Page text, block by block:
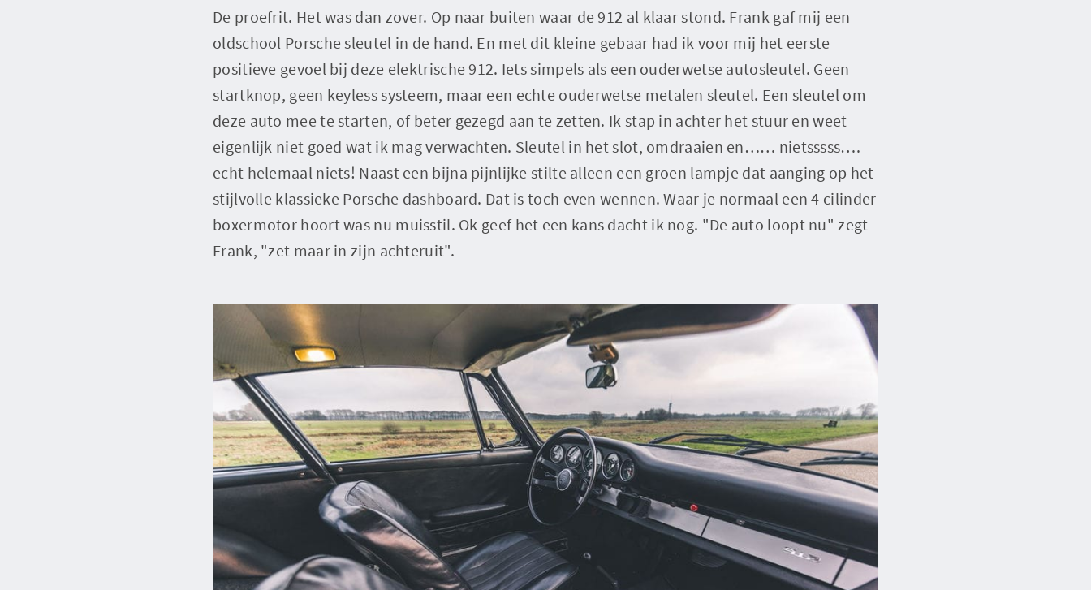
De proefrit. Het was dan zover. Op naar buiten waar de 912 al klaar stond. Frank gaf mij een
oldschool Porsche sleutel in de hand. En met dit kleine gebaar had ik voor mij het eerste
positieve gevoel bij deze elektrische 912. Iets simpels als een ouderwetse autosleutel. Geen
startknop, geen keyless systeem, maar een echte ouderwetse metalen sleutel. Een sleutel om
deze auto mee te starten, of beter gezegd aan te zetten. Ik stap in achter het stuur en weet
eigenlijk niet goed wat ik mag verwachten. Sleutel in het slot, omdraaien en…… nietsssss….
echt helemaal niets! Naast een bijna pijnlijke stilte alleen een groen lampje dat aanging op het
stijlvolle klassieke Porsche dashboard. Dat is toch even wennen. Waar je normaal een 4 cilinder
boxermotor hoort was nu muisstil. Ok geef het een kans dacht ik nog. "De auto loopt nu" zegt
Frank, "zet maar in zijn achteruit".